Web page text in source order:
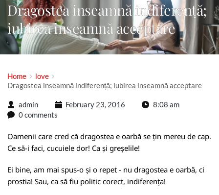
Dragostea inseamnă indiferență;
iubirea inseamnă acceptare
Home
love
Dragostea inseamnă indiferență; iubirea inseamnă acceptare
admin February 23, 2016
8:08 am
0 comments
Oamenii care cred că dragostea e oarbă se țin mereu de cap.
Ce să-i faci, cucuiele dor! Ca și greșelile!
Ei bine, am mai spus-o și o repet - nu dragostea e oarbă, ci
prostia! Sau, ca să fiu politic corect, indiferența!